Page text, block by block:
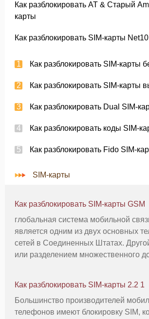
Как разблокировать AT & Старый
карты
Как разблокировать SIM-карты Net10
Как разблокировать SIM-карты
Как разблокировать Dual SIM-
Как разблокировать коды SIM-
Как разблокировать Fido SIM-
SIM-карты
Как разблокировать SIM-карты GSM
глобальная система мобильной
является одним из двух основных
сетей в Соединенных Штатах.
или разделением множественного
международном уровне. GSM и
не
Как разблокировать SIM-карты 2.2 1
Большинство производителей
телефонов имеют блокировку SIM,